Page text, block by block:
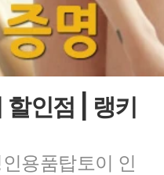
인점 | 랭키
용품탑토이 인